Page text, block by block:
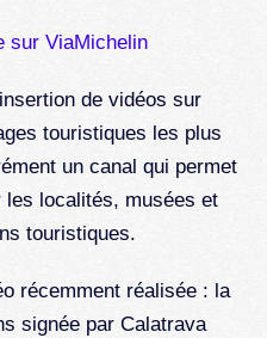
sur ViaMichelin
de vidéos sur
touristiques les plus
un canal qui permet
les localités, musées et
touristiques.
récemment réalisée : la
signée par Calatrava